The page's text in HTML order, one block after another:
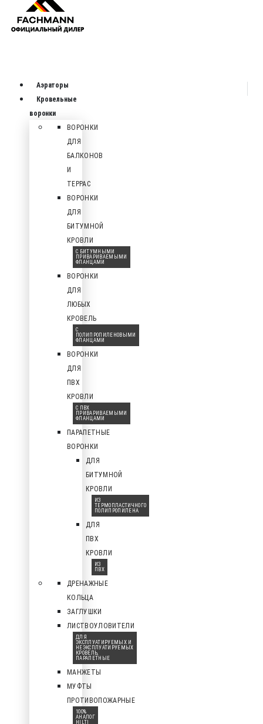
Аэраторы
Кровельные
воронки
ВОРОНКИ
ДЛЯ
БАЛКОНОВ
И
ТЕРРАС
ВОРОНКИ
ДЛЯ
БИТУМНОЙ
КРОВЛИ
С БИТУМНЫМИ
ПРИВАРИВАЕМЫМИ
ФЛАНЦАМИ
ВОРОНКИ
ДЛЯ
ЛЮБЫХ
КРОВЕЛЬ
С
ПОЛИПРОПИЛЕНОВЫМИ
ФЛАНЦАМИ
ВОРОНКИ
ДЛЯ
ПВХ
КРОВЛИ
С ПВХ
ПРИВАРИВАЕМЫМИ
ФЛАНЦАМИ
ПАРАПЕТНЫЕ
ВОРОНКИ
ДЛЯ
БИТУМНОЙ
КРОВЛИ
ИЗ
ТЕРМОПЛАСТИЧНОГО
ПОЛИПРОПИЛЕНА
ДЛЯ
ПВХ
КРОВЛИ
ИЗ
ПВХ
ДРЕНАЖНЫЕ
КОЛЬЦА
ЗАГЛУШКИ
ЛИСТВОУЛОВИТЕЛИ
ДЛЯ
ЭКСПЛУАТИРУЕМЫХ И
НЕЭКСПЛУАТИРУЕМЫХ
КРОВЕЛЬ,
ПАРАПЕТНЫЕ
МАНЖЕТЫ
МУФТЫ
ПРОТИВОПОЖАРНЫЕ
100%
АНАЛОГ
HILTI